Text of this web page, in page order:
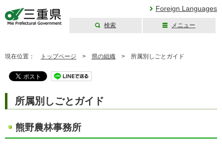
Foreign Languages
検索 メニュー
現在位置： トップページ > 県の組織 > 所属別しごとガイド
所属別しごとガイド
熊野農林事務所